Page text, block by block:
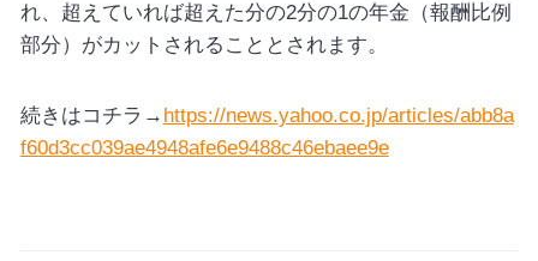
れ、超えていれば超えた分の2分の1の年金（報酬比例
部分）がカットされることとされます。
続きはコチラ→ https://news.yahoo.co.jp/articles/abb8a
f60d3cc039ae4948afe6e9488c46ebaee9e